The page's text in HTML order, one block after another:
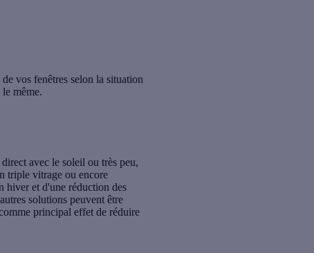
vos fenêtres selon la situation
même.
avec le soleil ou très peu,
triple vitrage ou encore
hiver et d'une réduction des
solutions peuvent être
principal effet de réduire